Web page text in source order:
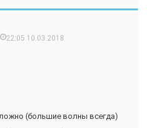
22:05 10.03.2018
(большие волны всегда)